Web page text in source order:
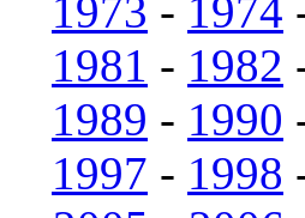
1973 - 1974
1981 - 1982
1989 - 1990
1997 - 1998